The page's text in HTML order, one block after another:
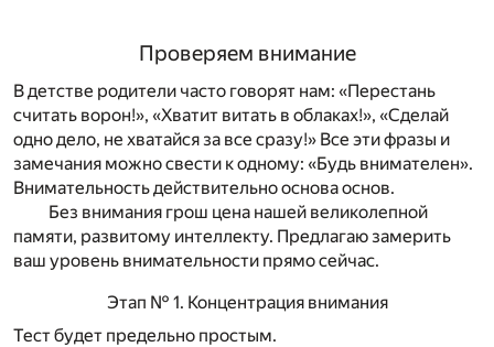
Проверяем внимание
В детстве родители часто говорят нам: «Перестань
считать ворон!», «Хватит витать в облаках!», «Сделай
одно дело, не хватайся за все сразу!» Все эти фразы и
замечания можно свести к одному: «Будь внимателен».
Внимательность действительно основа основ.
Без внимания грош цена нашей великолепной
памяти, развитому интеллекту. Предлагаю замерить
ваш уровень внимательности прямо сейчас.
Этап № 1. Концентрация внимания
Тест будет предельно простым.